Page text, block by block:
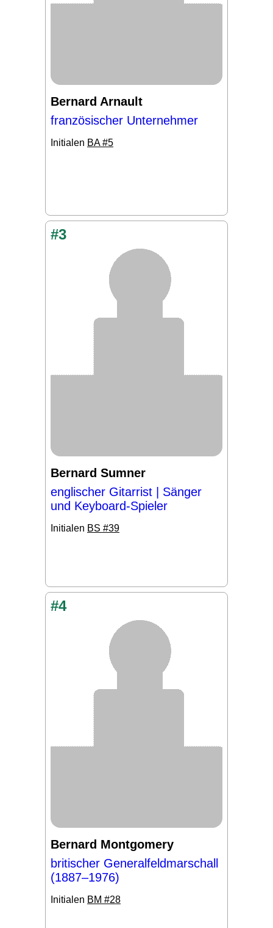
Bernard Arnault
französischer Unternehmer
Initialen BA #5
#3
Bernard Sumner
englischer Gitarrist | Sänger
und Keyboard-Spieler
Initialen BS #39
#4
Bernard Montgomery
britischer Generalfeldmarschall
(1887–1976)
Initialen BM #28